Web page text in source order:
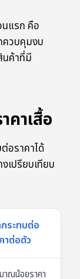
แรก คือ
วบคุมงบ
นค้าที่มี
คาเสื้อ
อราคาได้
เปรียบเทียบ
ระทบต่อ
าต่อตัว
าณน้อยราคา